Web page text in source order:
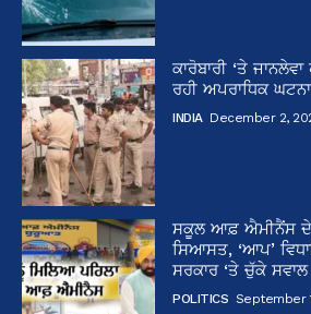
ਕਾਰੋਬਾਰੀ ‘ਤੇ
ਰਹੀ ਅਪਰਾਧਿਕ
INDIA December 2,
ਸਕੂਲ ਆਫ਼ ਐਮੀਨੈਂਸ ਦੇ
ਸਿਆਸਤ, ‘ਆਪ’
ਸਰਕਾਰ ‘ਤੇ ਚੁੱਕੇ ਸਵਾਲ
POLITICS September